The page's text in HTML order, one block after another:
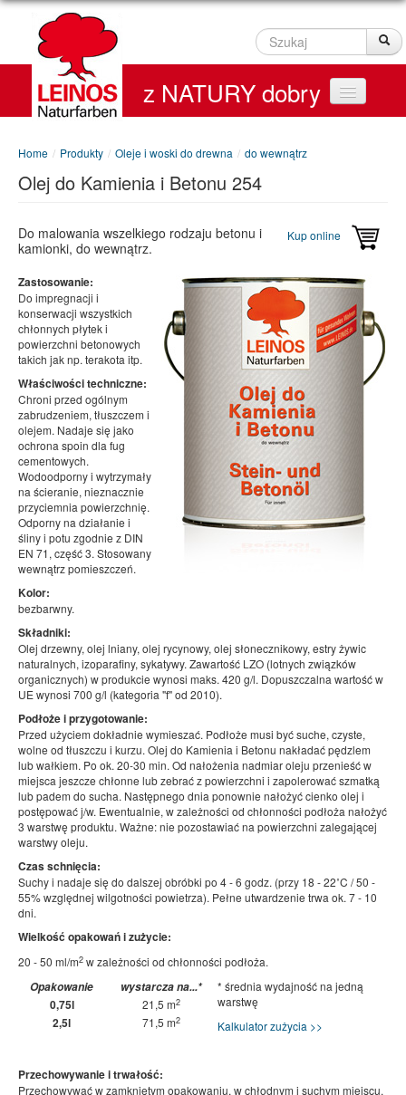
Szukaj
Home
Produkty
Service
On line Shop
z NATURY dobry
Home / Produkty / Oleje i woski do drewna / do wewnątrz
Olej do Kamienia i Betonu 254
Kup online
Do malowania wszelkiego rodzaju betonu i
kamionki, do wewnątrz.
Zastosowanie:
Do impregnacji i
konserwacji wszystkich
chłonnych płytek i
powierzchni betonowych
takich jak np. terakota itp.
Właściwości techniczne:
Chroni przed ogólnym
zabrudzeniem, tłuszczem i
olejem. Nadaje się jako
ochrona spoin dla fug
cementowych.
Wodoodporny i wytrzymały
na ścieranie, nieznacznie
przyciemnia powierzchnię.
Odporny na działanie i
śliny i potu zgodnie z DIN
EN 71, część 3. Stosowany
wewnątrz pomieszczeń.
Kolor:
bezbarwny.
Składniki:
Olej drzewny, olej lniany, olej rycynowy, olej słonecznikowy, estry żywic
naturalnych, izoparafiny, sykatywy. Zawartość LZO (lotnych związków
organicznych) w produkcie wynosi maks. 420 g/l. Dopuszczalna wartość w
UE wynosi 700 g/l (kategoria "f" od 2010).
Podłoże i przygotowanie:
Przed użyciem dokładnie wymieszać. Podłoże musi być suche, czyste,
wolne od tłuszczu i kurzu. Olej do Kamienia i Betonu nakładać pędzlem
lub wałkiem. Po ok. 20-30 min. Od nałożenia nadmiar oleju przenieść w
miejsca jeszcze chłonne lub zebrać z powierzchni i zapolerować szmatką
lub padem do sucha. Następnego dnia ponownie nałożyć cienko olej i
postępować j/w. Ewentualnie, w zależności od chłonności podłoża nałożyć
3 warstwę produktu. Ważne: nie pozostawiać na powierzchni zalegającej
warstwy oleju.
Czas schnięcia:
Suchy i nadaje się do dalszej obróbki po 4 - 6 godz. (przy 18 - 22˚C / 50 -
55% względnej wilgotności powietrza). Pełne utwardzenie trwa ok. 7 - 10
dni.
Wielkość opakowań i zużycie:
20 - 50 ml/m2 w zależności od chłonności podłoża.
Opakowanie
wystarcza na...*
0,75l 21,5 m2
2,5l 71,5 m2
* średnia wydajność na jedną
warstwę
Kalkulator zużycia >>
Przechowywanie i trwałość:
Przechowywać w zamkniętym opakowaniu, w chłodnym i suchym miejscu.